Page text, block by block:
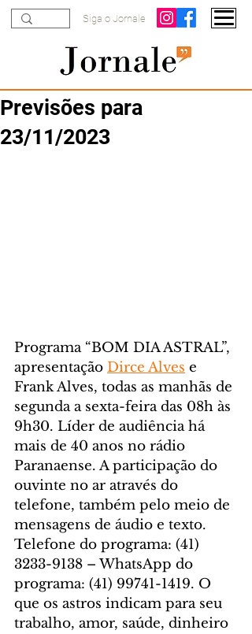
Siga o Jornale
Previsões para
23/11/2023
Programa “BOM DIA ASTRAL”,
apresentação Dirce Alves e
Frank Alves, todas as manhãs de
segunda a sexta-feira das 08h às
9h30. Líder de audiência há
mais de 40 anos no rádio
Paranaense. A participação do
ouvinte no ar através do
telefone, também pelo meio de
mensagens de áudio e texto.
Telefone do programa: (41)
3233-9138 – WhatsApp do
programa: (41) 99741-1419. O
que os astros indicam para seu
trabalho, amor, saúde, dinheiro